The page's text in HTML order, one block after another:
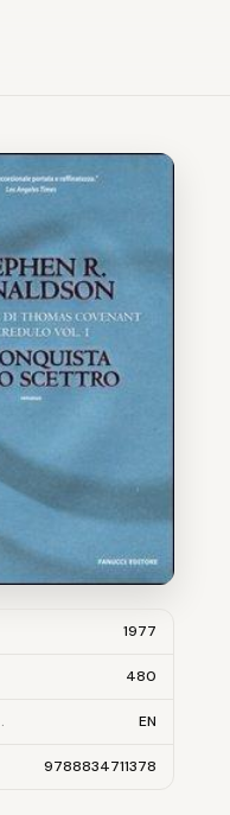
1977
480
EN
9788834711378